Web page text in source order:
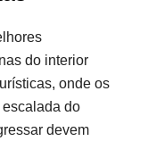
do interior
onde os
do
devem